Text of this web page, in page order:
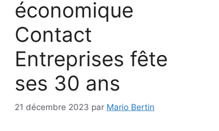
économique
Contact
Entreprises fête
ses 30 ans
21 décembre 2023 par Mario Bertin